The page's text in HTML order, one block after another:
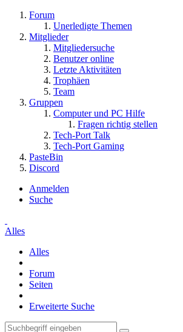
Forum
Unerledigte Themen
Mitglieder
Mitgliedersuche
Benutzer online
Letzte Aktivitäten
Trophäen
Team
Gruppen
Computer und PC Hilfe
Fragen richtig stellen
Tech-Port Talk
Tech-Port Gaming
PasteBin
Discord
Anmelden
Suche
Alles
Alles
Forum
Seiten
Erweiterte Suche